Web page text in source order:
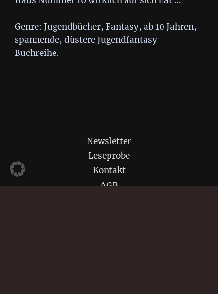
Genre: Jugendbücher, Fantasy, ab 10 Jahren,
spannende, düstere Jugendfantasy-
Buchreihe.
Newsletter
Leseprobe
Kontakt
AGB